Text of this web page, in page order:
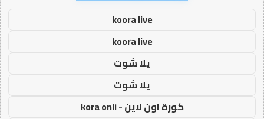
koora live
koora live
يلا شوت
يلا شوت
كورة اون لاين - kora onli